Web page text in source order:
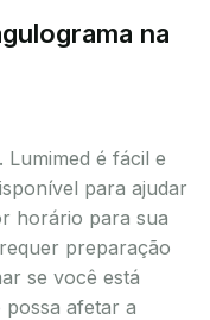
na
é fácil e
para ajudar
horário para sua
preparação
se você está
possa afetar a